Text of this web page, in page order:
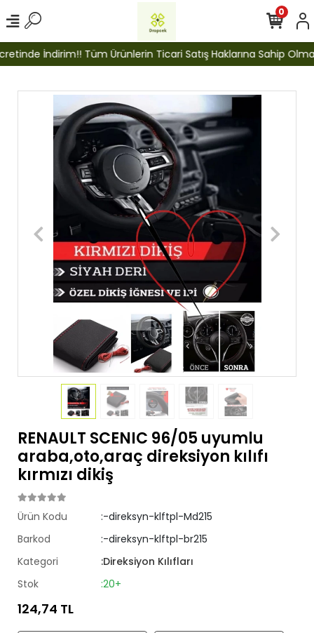
İndirim!! Tüm Ürünlerin Ticari Satış Haklarına Sahip
0
RENAULT SCENIC 96/05 uyumlu
araba,oto,araç direksiyon kılıfı
kırmızı dikiş
Ürün Kodu
:-direksyn-klftpl-Md215
Barkod
:-direksyn-klftpl-br215
Kategori
:Direksiyon Kılıfları
Stok
:20+
124,74 TL